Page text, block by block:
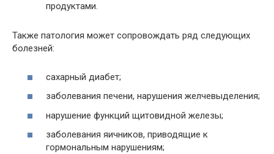
продуктами.
Также патология может сопровождать ряд следующих
болезней:
сахарный диабет;
заболевания печени, нарушения желчевыделения;
нарушение функций щитовидной железы;
заболевания яичников, приводящие к
гормональным нарушениям;